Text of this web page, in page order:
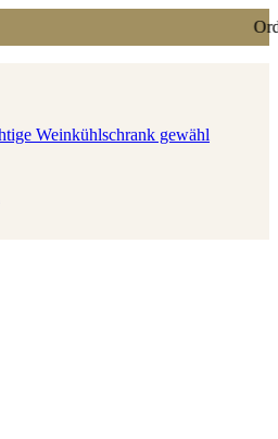
Weinkühlschrank gewähl